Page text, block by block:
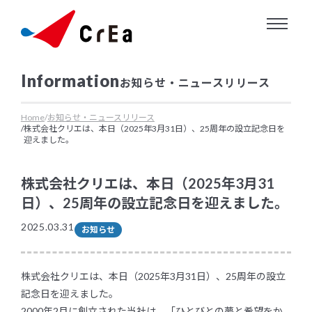
About us
クリエについて
Service
Works
Information
お知らせ・ニュースリリース
お知らせ・ニュースリリース
Home お知らせ・ニュースリリース
株式会社クリエは、本日（2025年3月31日）、25周年の設立記念日を
迎えました。
株式会社クリエは、本日（2025年3月31
日）、25周年の設立記念日を迎えました。
2025.03.31 お知らせ
株式会社クリエは、本日（2025年3月31日）、25周年の設立
記念日を迎えました。